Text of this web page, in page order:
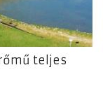
teljes